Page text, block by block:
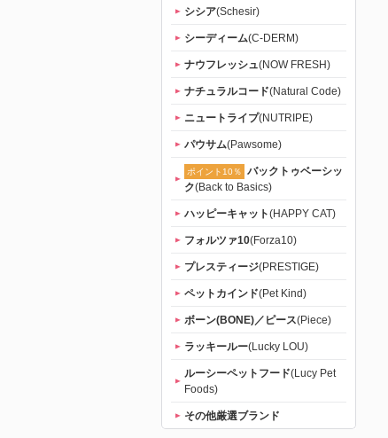
シシア(Schesir)
シーディーム(C-DERM)
ナウフレッシュ(NOW FRESH)
ナチュラルコード(Natural Code)
ニュートライプ(NUTRIPE)
パウサム(Pawsome)
ポイント10％
バックトゥベーシッ
ク(Back to Basics)
ハッピーキャット(HAPPY CAT)
フォルツァ10(Forza10)
プレスティージ(PRESTIGE)
ペットカインド(Pet Kind)
ボーン(BONE)／ピース(Piece)
ラッキールー(Lucky LOU)
ルーシーペットフード(Lucy Pet
Foods)
その他厳選ブランド